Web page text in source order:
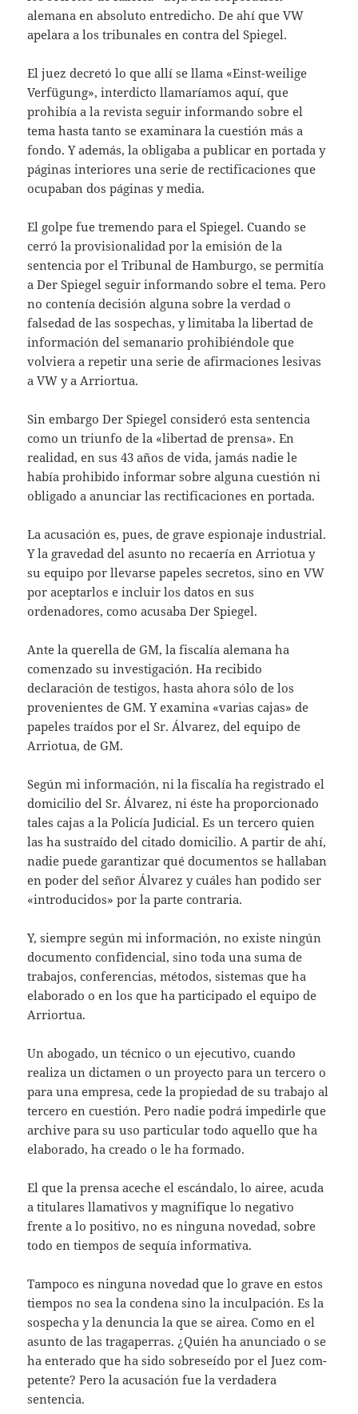
alemana en ab­soluto entredicho. De ahí que VW
apelara a los tribunales en contra del Spiegel.
El juez decretó lo que allí se llama «Einst-weilige
Verfügung», interdicto llamaríamos aquí, que
prohibía a la revista seguir infor­mando sobre el
tema hasta tanto se exami­nara la cuestión más a
fondo. Y además, la obligaba a publicar en portada y
páginas in­teriores una serie de rectificaciones que
ocupaban dos páginas y media.
El golpe fue tremendo para el Spiegel. Cuando se
cerró la provisionalidad por la emisión de la
sentencia por el Tribunal de Hamburgo, se permitía
a Der Spiegel seguir informando sobre el tema. Pero
no contenía decisión alguna sobre la verdad o
falsedad de las sospechas, y limitaba la libertad de
infor­mación del semanario prohibiéndole que
volviera a repetir una serie de afirmaciones lesivas
a VW y a Arriortua.
Sin embargo Der Spiegel consideró esta sentencia
como un triunfo de la «libertad de prensa». En
realidad, en sus 43 años de vida, jamás nadie le
había prohibido informar so­bre alguna cuestión ni
obligado a anunciar las rectificaciones en portada.
La acusación es, pues, de grave espionaje industrial.
Y la gravedad del asunto no re­caería en Arriotua y
su equipo por llevarse papeles secretos, sino en VW
por aceptarlos e incluir los datos en sus
ordenadores, como acusaba Der Spiegel.
Ante la querella de GM, la fiscalía alemana ha
comenzado su investigación. Ha recibido
declaración de testigos, hasta ahora sólo de los
provenientes de GM. Y examina «varias cajas» de
papeles traídos por el Sr. Álvarez, del equipo de
Arriotua, de GM.
Según mi información, ni la fiscalía ha re­gistrado el
domicilio del Sr. Álvarez, ni éste ha proporcionado
tales cajas a la Policía Ju­dicial. Es un tercero quien
las ha sustraído del citado domicilio. A partir de ahí,
nadie puede garantizar qué documentos se halla­ban
en poder del señor Álvarez y cuáles han podido ser
«introducidos» por la parte con­traria.
Y, siempre según mi información, no exis­te ningún
documento confidencial, sino to­da una suma de
trabajos, conferencias, métodos, sistemas que ha
elaborado o en los que ha participado el equipo de
Arriortua.
Un abogado, un técnico o un ejecutivo, cuando
realiza un dictamen o un proyecto para un tercero o
para una empresa, cede la propiedad de su trabajo al
tercero en cues­tión. Pero nadie podrá impedirle que
archive para su uso particular todo aquello que ha
elaborado, ha creado o le ha formado.
El que la prensa aceche el escándalo, lo ai­ree, acuda
a titulares llamativos y magnifi­que lo negativo
frente a lo positivo, no es ninguna novedad, sobre
todo en tiempos de sequía informativa.
Tampoco es ninguna novedad que lo gra­ve en estos
tiempos no sea la condena sino la inculpación. Es la
sospecha y la denuncia la que se airea. Como en el
asunto de las traga­perras. ¿Quién ha anunciado o se
ha entera­do que ha sido sobreseído por el Juez com­
petente? Pero la acusación fue la verdadera
sentencia.